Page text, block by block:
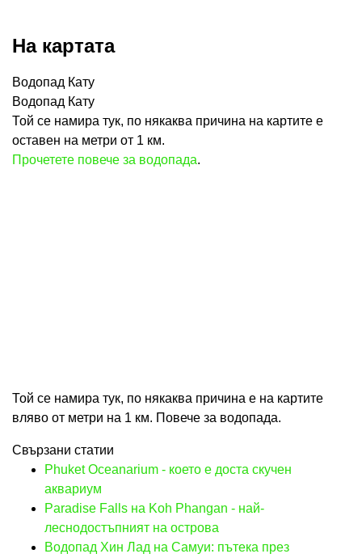
На картата
Водопад Кату
Водопад Кату
Той се намира тук, по някаква причина на картите е
оставен на метри от 1 км.
Прочетете повече за водопада.
Той се намира тук, по някаква причина е на картите
вляво от метри на 1 км. Повече за водопада.
Свързани статии
Phuket Oceanarium - което е доста скучен
аквариум
Paradise Falls на Koh Phangan - най-
леснодостъпният на острова
Водопад Хин Лад на Самуи: пътека през